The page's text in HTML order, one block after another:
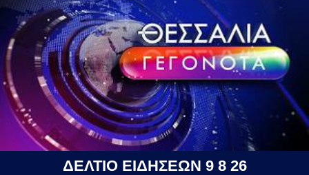
ΔΕΛΤΙΟ ΕΙΔΗΣΕΩΝ 9 8 26